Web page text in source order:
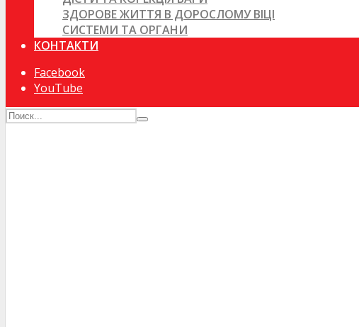
ЗДОРОВЕ ЖИТТЯ В ДОРОСЛОМУ ВІЦІ
СИСТЕМИ ТА ОРГАНИ
КОНТАКТИ
Facebook
YouTube